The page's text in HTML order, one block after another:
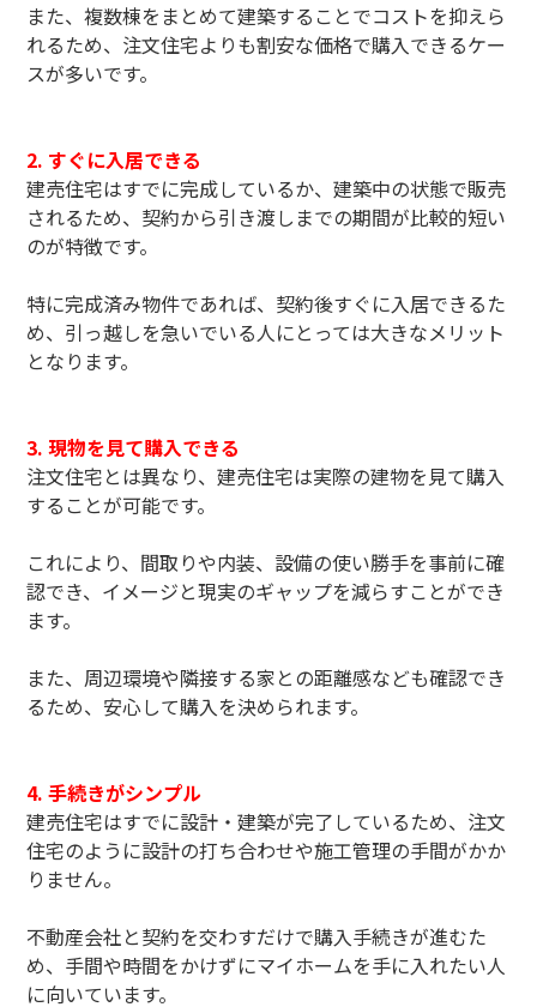
また、複数棟をまとめて建築することでコストを抑えら
れるため、注文住宅よりも割安な価格で購入できるケー
スが多いです。
2. すぐに入居できる
建売住宅はすでに完成しているか、建築中の状態で販売
されるため、契約から引き渡しまでの期間が比較的短い
のが特徴です。
特に完成済み物件であれば、契約後すぐに入居できるた
め、引っ越しを急いでいる人にとっては大きなメリット
となります。
3. 現物を見て購入できる
注文住宅とは異なり、建売住宅は実際の建物を見て購入
することが可能です。
これにより、間取りや内装、設備の使い勝手を事前に確
認でき、イメージと現実のギャップを減らすことができ
ます。
また、周辺環境や隣接する家との距離感なども確認でき
るため、安心して購入を決められます。
4. 手続きがシンプル
建売住宅はすでに設計・建築が完了しているため、注文
住宅のように設計の打ち合わせや施工管理の手間がかか
りません。
不動産会社と契約を交わすだけで購入手続きが進むた
め、手間や時間をかけずにマイホームを手に入れたい人
に向いています。